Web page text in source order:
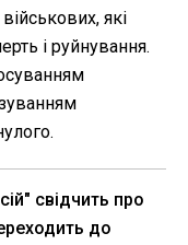
які
і руйнування.
свідчить про
до